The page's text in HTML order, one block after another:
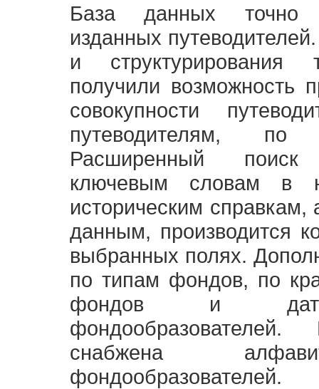
База данных точно
изданных
и структурирования
получили возможность
совокупности
путеводителям,
Расширенный
ключевым словам в
историческим
данным, производится
выбранных полях.
по типам фондов, по
фондов и
снабжена
фондообразователей.